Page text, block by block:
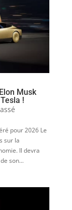
Musk
!
pour 2026 Le
sur la
Il devra
son...